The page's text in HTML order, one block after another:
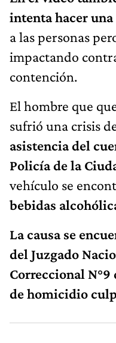
intenta hacer
a las personas
impactando
contención.
El hombre que
sufrió una crisis
asistencia del
Policía de la
vehículo se
bebidas
La causa se
del Juzgado
Correccional N°9
de homicidio